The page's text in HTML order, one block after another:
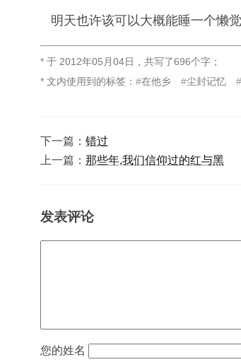
明天也许该可以大概能睡一个懒觉
* 于 2012年05月04日 ， 共写了696个字 ；
* 文内使用到的标签：
在他乡 尘封记忆
下一篇： 错过
上一篇： 那些年,我们信仰过的红与黑
发表评论
姓名